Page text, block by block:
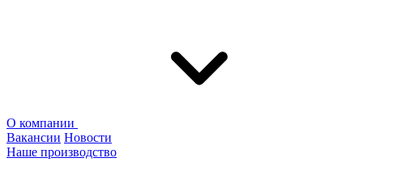
О компании
Вакансии Новости
Наше производство